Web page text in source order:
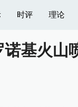
时评 理论
基火山